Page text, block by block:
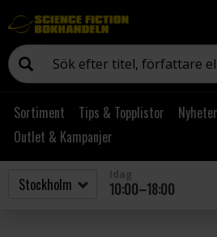
Sortiment Tips & Topplistor
Outlet & Kampanjer
10:00–18:00